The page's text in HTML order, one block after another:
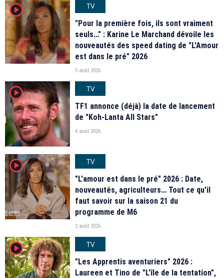
player2
TV
"Pour la première fois, ils sont vraiment
seuls…" : Karine Le Marchand dévoile les
nouveautés des speed dating de "L'Amour
est dans le pré" 2026
5 août 2026
player2
TV
TF1 annonce (déjà) la date de lancement
de "Koh-Lanta All Stars"
4 août 2026
player2
TV
"L'amour est dans le pré" 2026 : Date,
nouveautés, agriculteurs… Tout ce qu'il
faut savoir sur la saison 21 du
programme de M6
2 août 2026
player2
TV
"Les Apprentis aventuriers" 2026 :
Laureen et Tino de "L'île de la tentation",